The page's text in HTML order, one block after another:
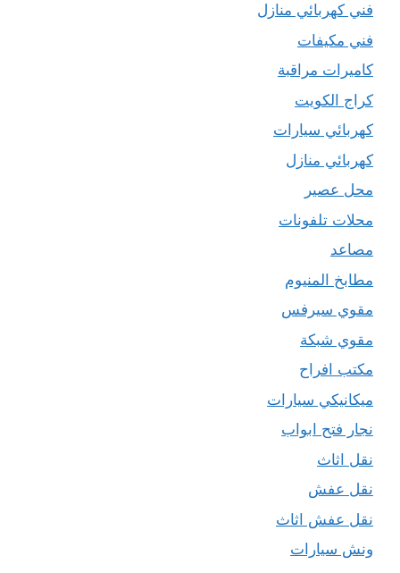
فني كهربائي منازل
فني مكيفات
كاميرات مراقبة
كراج الكويت
كهربائي سيارات
كهربائي منازل
محل عصير
محلات تلفونات
مصاعد
مطابخ المنيوم
مقوي سيرفس
مقوي شبكة
مكتب افراح
ميكانيكي سيارات
نجار فتح ابواب
نقل اثاث
نقل عفش
نقل عفش اثاث
ونش سيارات